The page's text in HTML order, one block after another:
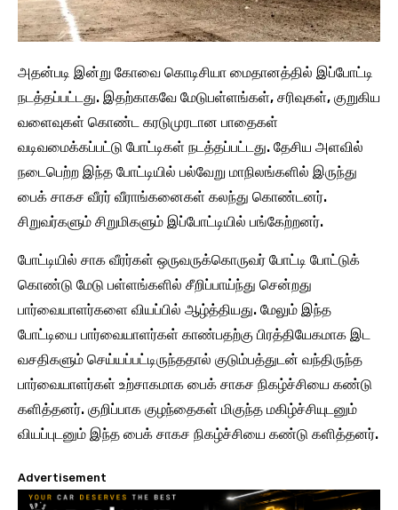
அதன்படி இன்று கோவை கொடிசியா மைதானத்தில் இப்போட்டி
நடத்தப்பட்டது. இதற்காகவே மேடுபள்ளங்கள், சரிவுகள், குறுகிய
வளைவுகள் கொண்ட கரடுமுரடான பாதைகள்
வடிவமைக்கப்பட்டு போட்டிகள் நடத்தப்பட்டது. தேசிய அளவில்
நடைபெற்ற இந்த போட்டியில் பல்வேறு மாநிலங்களில் இருந்து
பைக் சாகச வீரர் வீராங்கனைகள் கலந்து கொண்டனர்.
சிறுவர்களும் சிறுமிகளும் இப்போட்டியில் பங்கேற்றனர்.
போட்டியில் சாக வீரர்கள் ஒருவருக்கொருவர் போட்டி போட்டுக்
கொண்டு மேடு பள்ளங்களில் சீறிப்பாய்ந்து சென்றது
பார்வையாளர்களை வியப்பில் ஆழ்த்தியது. மேலும் இந்த
போட்டியை பார்வையாளர்கள் காண்பதற்கு பிரத்தியேகமாக இட
வசதிகளும் செய்யப்பட்டிருந்ததால் குடும்பத்துடன் வந்திருந்த
பார்வையாளர்கள் உற்சாகமாக பைக் சாகச நிகழ்ச்சியை கண்டு
களித்தனர். குறிப்பாக குழந்தைகள் மிகுந்த மகிழ்ச்சியுடனும்
வியப்புடனும் இந்த பைக் சாகச நிகழ்ச்சியை கண்டு களித்தனர்.
Advertisement